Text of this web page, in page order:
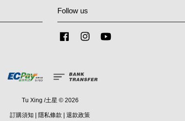
Follow us
FacebookInstagram
Tu Xing /土星 © 2026
訂購須知 | 隱私條款 | 退款政策